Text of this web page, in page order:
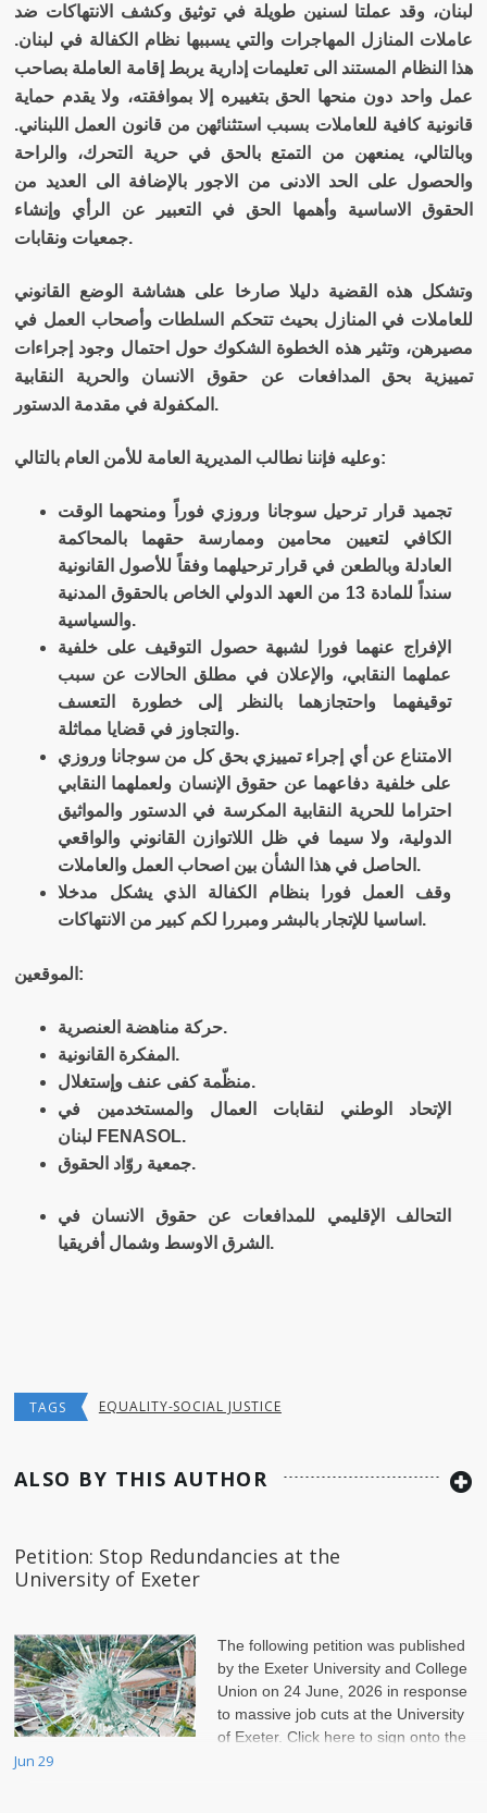
لبنان، وقد عملتا لسنين طويلة في توثيق وكشف الانتهاكات ضد
عاملات المنازل المهاجرات والتي يسببها نظام الكفالة في لبنان.
هذا النظام المستند الى تعليمات إدارية يربط إقامة العاملة بصاحب
عمل واحد دون منحها الحق بتغييره إلا بموافقته، ولا يقدم حماية
قانونية كافية للعاملات بسبب استثنائهن من قانون العمل اللبناني.
وبالتالي، يمنعهن من التمتع بالحق في حرية التحرك، والراحة
والحصول على الحد الادنى من الاجور بالإضافة الى العديد من
الحقوق الاساسية وأهمها الحق في التعبير عن الرأي وإنشاء
جمعيات ونقابات.
وتشكل هذه القضية دليلا صارخا على هشاشة الوضع القانوني
للعاملات في المنازل بحيث تتحكم السلطات وأصحاب العمل في
مصيرهن، وتثير هذه الخطوة الشكوك حول احتمال وجود إجراءات
تمييزية بحق المدافعات عن حقوق الانسان والحرية النقابية
المكفولة في مقدمة الدستور .
وعليه فإننا نطالب المديرية العامة للأمن العام بالتالي:
تجميد قرار ترحيل سوجانا وروزي فوراً ومنحهما الوقت
الكافي لتعيين محامين وممارسة حقهما بالمحاكمة
العادلة وبالطعن في قرار ترحيلهما وفقاً للأصول القانونية
سنداً للمادة 13 من العهد الدولي الخاص بالحقوق المدنية
والسياسية.
الإفراج عنهما فورا لشبهة حصول التوقيف على خلفية
عملهما النقابي، والإعلان في مطلق الحالات عن سبب
توقيفهما واحتجازهما بالنظر إلى خطورة التعسف
والتجاوز في قضايا مماثلة.
الامتناع عن أي إجراء تمييزي بحق كل من سوجانا وروزي
على خلفية دفاعهما عن حقوق الإنسان ولعملهما النقابي
احتراما للحرية النقابية المكرسة في الدستور والمواثيق
الدولية، ولا سيما في ظل اللاتوازن القانوني والواقعي
الحاصل في هذا الشأن بين اصحاب العمل والعاملات .
وقف العمل فورا بنظام الكفالة الذي يشكل مدخلا
اساسيا للإتجار بالبشر ومبررا لكم كبير من الانتهاكات .
الموقعين :
حركة مناهضة العنصرية.
المفكرة القانونية .
منظّمة كفى عنف وإستغلال.
الإتحاد الوطني لنقابات العمال والمستخدمين في
لبنان FENASOL.
جمعية روّاد الحقوق.
التحالف الإقليمي للمدافعات عن حقوق الانسان في
الشرق الاوسط وشمال أفريقيا .
TAGS EQUALITY-SOCIAL JUSTICE
ALSO BY THIS AUTHOR
Petition: Stop Redundancies at the
University of Exeter
The following petition was published
by the Exeter University and College
Union on 24 June, 2026 in response
to massive job cuts at the University
of Exeter. Click here to sign onto the
petition.
Jun 29